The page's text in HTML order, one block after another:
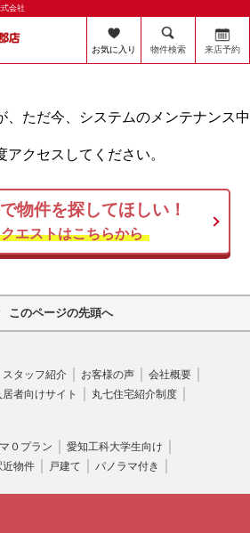
会社
お気に入り 物件検索 来店予約
、ただ今、システムのメンテナンス中
クセスしてください。
物件を探してほしい！
エストはこちらから
このページの先頭へ
スタッフ紹介 お客様の声
会社概要
居者向けサイト 丸七住宅紹介制度
０プラン
愛知工科大学生向け
近物件 戸建て パノラマ付き